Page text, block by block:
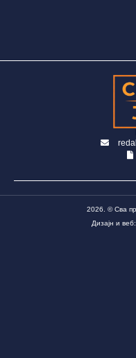
2026. © Сва
Дизајн и